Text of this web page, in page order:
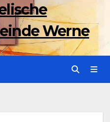
Werne